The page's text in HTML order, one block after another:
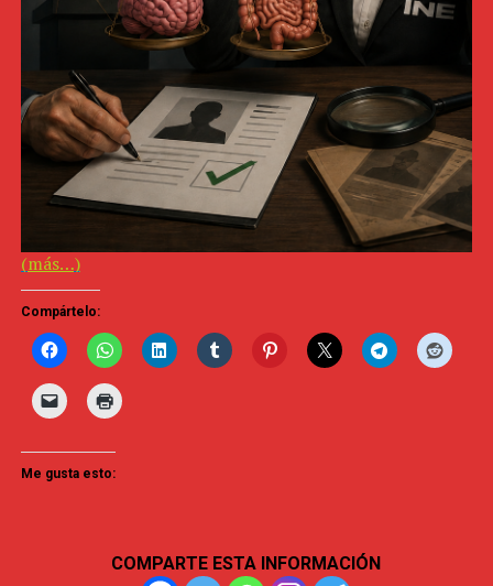
(más…)
Compártelo:
Me gusta esto:
COMPARTE ESTA INFORMACIÓN